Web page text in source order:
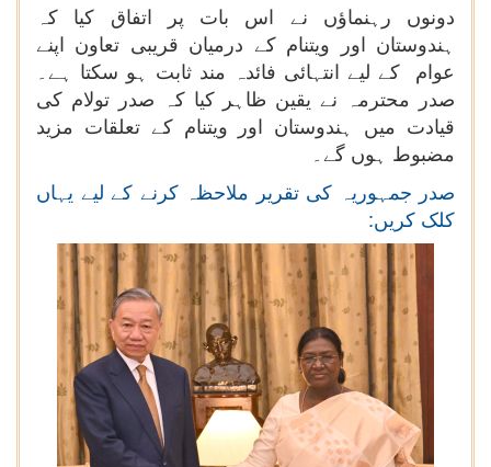
دونوں رہنماؤں نے اس بات پر اتفاق کیا کہ
ہندوستان اور ویتنام کے درمیان قریبی تعاون اپنے
عوام کے لیے انتہائی فائدہ مند ثابت ہو سکتا ہے۔
صدر محترمہ نے یقین ظاہر کیا کہ صدر تولام کی
قیادت میں ہندوستان اور ویتنام کے تعلقات مزید
مضبوط ہوں گے۔
صدر جمہوریہ کی تقریر ملاحظہ کرنے کے لیے یہاں
کلک کریں: